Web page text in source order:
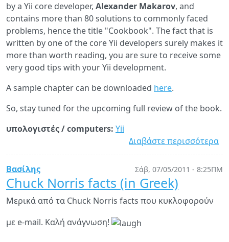
by a Yii core developer, Alexander Makarov, and
contains more than 80 solutions to commonly faced
problems, hence the title "Cookbook". The fact that is
written by one of the core Yii developers surely makes it
more than worth reading, you are sure to receive some
very good tips with your Yii development.
A sample chapter can be downloaded here.
So, stay tuned for the upcoming full review of the book.
υπολογιστές / computers: Yii
Διαβάστε περισσότερα
Σάβ, 07/05/2011 - 8:25ΠΜ
Βασίλης
Chuck Norris facts (in Greek)
Μερικά από τα Chuck Norris facts που κυκλοφορούν
με e-mail. Καλή ανάγνωση!